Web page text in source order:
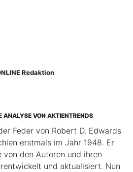
Redaktion
ANALYSE VON AKTIENTRENDS
Feder von Robert D. Edwards
erstmals im Jahr 1948. Er
den Autoren und ihren
und aktualisiert. Nun